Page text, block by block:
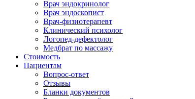
Врач эндокринолог
Врач эндоскопист
Врач-физиотерапевт
Клинический психолог
Логопед-дефектолог
Медбрат по массажу
Стоимость
Пациентам
Вопрос-ответ
Отзывы
Бланки документов